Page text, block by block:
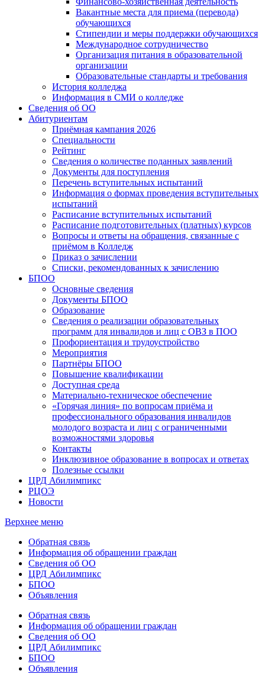
Вакантные места для приема (перевода)
обучающихся
Стипендии и меры поддержки обучающихся
Международное сотрудничество
Организация питания в образовательной
организации
Образовательные стандарты и требования
История колледжа
Информация в СМИ о колледже
Сведения об ОО
Абитуриентам
Приёмная кампания 2026
Специальности
Рейтинг
Сведения о количестве поданных заявлений
Документы для поступления
Перечень вступительных испытаний
Информация о формах проведения вступительных
испытаний
Расписание вступительных испытаний
Расписание подготовительных (платных) курсов
Вопросы и ответы на обращения, связанные с
приёмом в Колледж
Приказ о зачислении
Списки, рекомендованных к зачислению
БПОО
Основные сведения
Документы БПОО
Образование
Сведения о реализации образовательных
программ для инвалидов и лиц с ОВЗ в ПОО
Профориентация и трудоустройство
Мероприятия
Партнёры БПОО
Повышение квалификации
Доступная среда
Материально-техническое обеспечение
«Горячая линия» по вопросам приёма и
профессионального образования инвалидов
молодого возраста и лиц с ограниченными
возможностями здоровья
Контакты
Инклюзивное образование в вопросах и ответах
Полезные ссылки
ЦРД Абилимпикс
РЦОЭ
Новости
Верхнее меню
Обратная связь
Информация об обращении граждан
Сведения об ОО
ЦРД Абилимпикс
БПОО
Объявления
Обратная связь
Информация об обращении граждан
Сведения об ОО
ЦРД Абилимпикс
БПОО
Объявления